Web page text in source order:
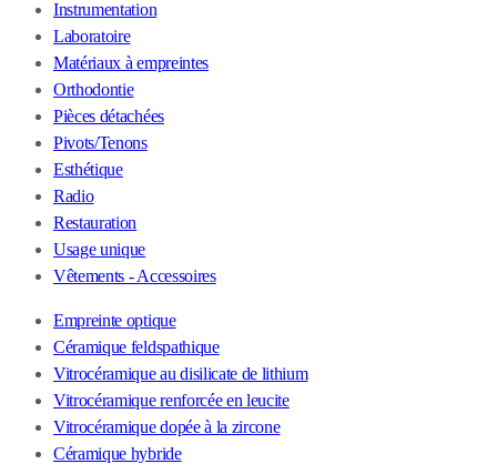
Instrumentation
Laboratoire
Matériaux à empreintes
Orthodontie
Pièces détachées
Pivots/Tenons
Esthétique
Radio
Restauration
Usage unique
Vêtements - Accessoires
Empreinte optique
Céramique feldspathique
Vitrocéramique au disilicate de lithium
Vitrocéramique renforcée en leucite
Vitrocéramique dopée à la zircone
Céramique hybride